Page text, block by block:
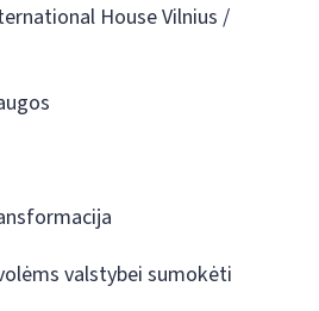
House Vilnius /
valstybei sumokėti